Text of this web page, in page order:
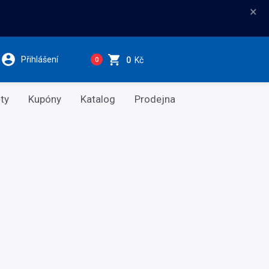
×
Přihlášení 0 0 Kč
Kupóny Katalog Prodejna